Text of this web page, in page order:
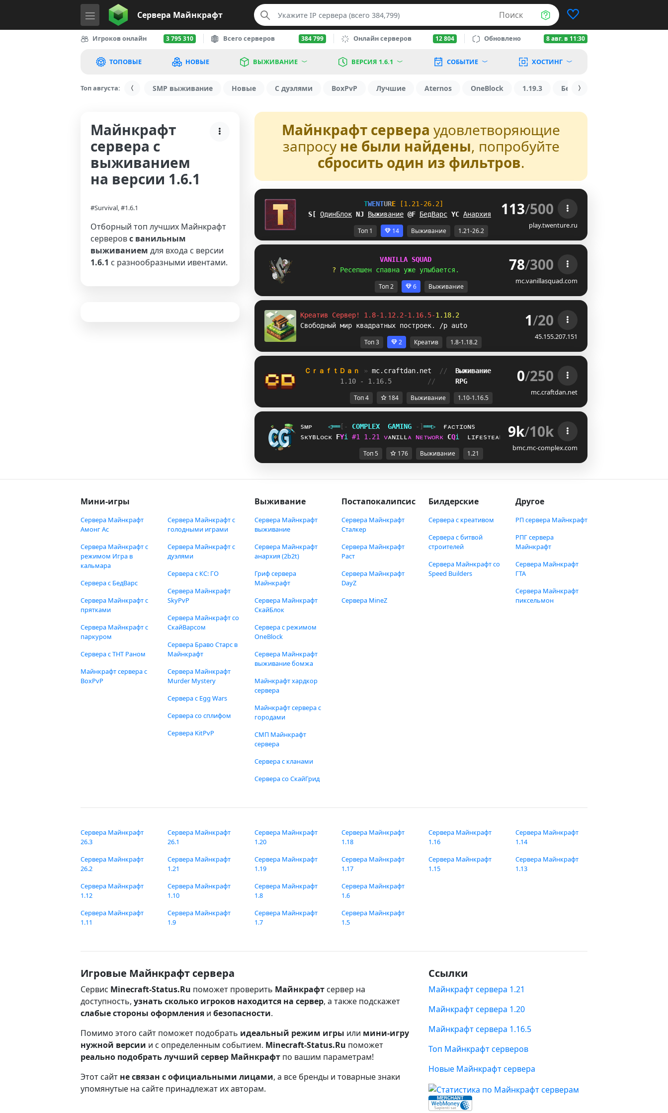
Сервера Майнкрафт Поиск
Игроков онлайн 3 795 310 Всего серверов 384 799 Онлайн серверов 12 804 Обновлено 8 авг. в 11:30
ТОПОВЫЕ НОВЫЕ ВЫЖИВАНИЕ ВЕРСИЯ 1.6.1 СОБЫТИЕ ХОСТИНГ
Топ августа: SMP выживание Новые С дуэлями BoxPvP Лучшие Aternos OneBlock 1.19.3 БедВарс
Майнкрафт
сервера с
выживанием
на версии 1.6.1
#Survival, #1.6.1
Отборный топ лучших Майнкрафт
серверовс ванильным
выживанием для входа с версии
1.6.1 с разнообразными ивентами.
Майнкрафт сервера удовлетворяющие
запросу не были найдены, попробуйте
сбросить один из фильтров.
TWENTURE
[1.21-26.2]
KE ОдинБлок TW Выживание NR БедВарс \L Анархия 113/500
play.twenture.ru
Топ 1 14 Выживание 1.21-26.2
VANIL L A SQUAD
? Ресепшен спавна уже улыбается . 78/300
mc.vanillasquad.com
Топ 2 6 Выживание
Креатив Сервер! 1.8-1.12.2-1.16.5-1.18.2
Свободный мир квадратных построек. /p auto
1/20
45.155.207.151
Топ 3 2 Креатив 1.8-1.18.2
ＣｒａｆｔＤａｎ » mc.craftdan.net // Выживание
1.10 - 1.16.5
// RPG 0/250
mc.craftdan.net
Топ 4 184 Выживание 1.10-1.16.5
sᴍᴘ ◁══[‐ COMPL EX GAMING ‐]══▷
ғᴀᴄᴛɪᴏɴs
sᴋʏʙʟᴏᴄᴋ GPi #1 1 . 21 ᴠᴀɴɪʟʟᴀ ɴᴇᴛᴡᴏʀᴋ JUi ʟɪғᴇsᴛᴇᴀʟ 9k/10k
bmc.mc-complex.com
Топ 5 176 Выживание 1.21
Мини-игры
Сервера Майнкрафт
Амонг Ас
Сервера Майнкрафт с
режимом Игра в
кальмара
Сервера с БедВарс
Сервера Майнкрафт с
прятками
Сервера Майнкрафт с
паркуром
Сервера с ТНТ Раном
Майнкрафт сервера с
BoxPvP
Сервера Майнкрафт с
голодными играми
Сервера Майнкрафт с
дуэлями
Сервера с КС: ГО
Сервера Майнкрафт
SkyPvP
Сервера Майнкрафт со
СкайВарсом
Сервера Браво Старс в
Майнкрафт
Сервера Майнкрафт
Murder Mystery
Сервера с Egg Wars
Сервера со сплифом
Сервера KitPvP
Выживание
Сервера Майнкрафт
выживание
Сервера Майнкрафт
анархия (2b2t)
Гриф сервера
Майнкрафт
Сервера Майнкрафт
СкайБлок
Сервера с режимом
OneBlock
Сервера Майнкрафт
выживание бомжа
Майнкрафт хардкор
сервера
Майнкрафт сервера с
городами
СМП Майнкрафт
сервера
Сервера с кланами
Сервера со СкайГрид
Постапокалипсис
Сервера Майнкрафт
Сталкер
Сервера Майнкрафт
Раст
Сервера Майнкрафт
DayZ
Сервера MineZ
Билдерские
Сервера с креативом
Сервера с битвой
строителей
Сервера Майнкрафт со
Speed Builders
Другое
РП сервера Майнкрафт
РПГ сервера
Майнкрафт
Сервера Майнкрафт
ГТА
Сервера Майнкрафт
пиксельмон
Сервера Майнкрафт
26.3
Сервера Майнкрафт
26.2
Сервера Майнкрафт
26.1
Сервера Майнкрафт
1.21
Сервера Майнкрафт
1.20
Сервера Майнкрафт
1.19
Сервера Майнкрафт
1.18
Сервера Майнкрафт
1.17
Сервера Майнкрафт
1.16
Сервера Майнкрафт
1.15
Сервера Майнкрафт
1.14
Сервера Майнкрафт
1.13
Сервера Майнкрафт
1.12
Сервера Майнкрафт
1.11
Сервера Майнкрафт
1.10
Сервера Майнкрафт
1.9
Сервера Майнкрафт
1.8
Сервера Майнкрафт
1.7
Сервера Майнкрафт
1.6
Сервера Майнкрафт
1.5
Игровые Майнкрафт сервера
Сервис Minecraft-Status.Ru поможет проверить Майнкрафт сервер на
доступность, узнать сколько игроков находится на сервер, а также подскажет
слабые стороны оформления и безопасности.
Помимо этого сайт поможет подобрать идеальный режим игры или мини-игру
нужной версии и с определенным событием. Minecraft-Status.Ru поможет
реально подобрать лучший сервер Майнкрафт по вашим параметрам!
Этот сайт не связан с официальными лицами, а все бренды и товарные знаки
упомянутые на сайте принадлежат их авторам.
Ссылки
Майнкрафт сервера 1.21
Майнкрафт сервера 1.20
Майнкрафт сервера 1.16.5
Топ Майнкрафт серверов
Новые Майнкрафт сервера